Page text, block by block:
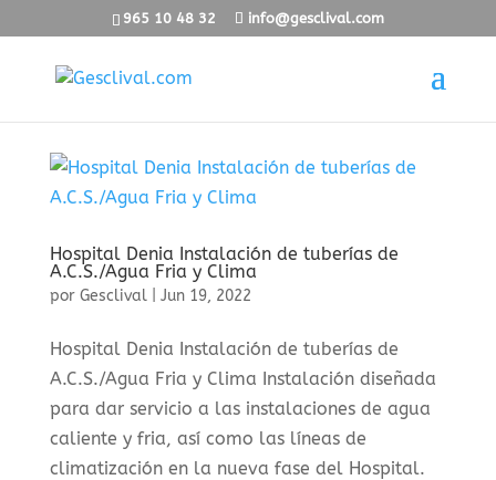
965 10 48 32 info@gesclival.com
Hospital Denia Instalación de tuberías de
A.C.S./Agua Fria y Clima
por Gesclival| Jun 19, 2022
Hospital Denia Instalación de tuberías de
A.C.S./Agua Fria y Clima Instalación diseñada
para dar servicio a las instalaciones de agua
caliente y fria, así como las líneas de
climatización en la nueva fase del Hospital.